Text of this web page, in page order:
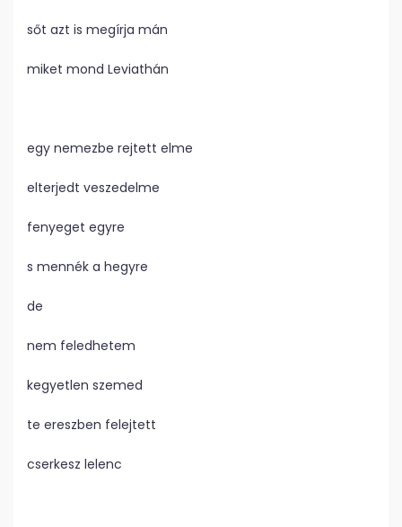
sőt azt is megírja mán
miket mond Leviathán
egy nemezbe rejtett elme
elterjedt veszedelme
fenyeget egyre
s mennék a hegyre
de
nem feledhetem
kegyetlen szemed
te ereszben felejtett
cserkesz lelenc